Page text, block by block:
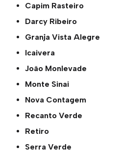
Capim Rasteiro
Darcy Ribeiro
Granja Vista Alegre
Icaivera
João Monlevade
Monte Sinai
Nova Contagem
Recanto Verde
Retiro
Serra Verde